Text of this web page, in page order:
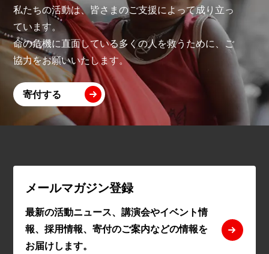
私たちの活動は、皆さまのご支援によって成り立っ
ています。
命の危機に直面している多くの人を救うために、ご
協力をお願いいたします。
寄付する
メールマガジン登録
最新の活動ニュース、講演会やイベント情
報、採用情報、寄付のご案内などの情報を
お届けします。